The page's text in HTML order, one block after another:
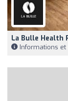
La Bulle Health
Informations